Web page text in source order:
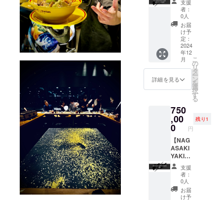
CT 東京
都渋谷
区神宮
前3–7-
4-1F
shop@
wagyu
mafia.c
om 販売
管理者
の氏名
販売管
理研修
受講年
月日
2023年
6月6日
次回研
修の受
講期限
2026年
6月5日
研修実
ます。
予めご
了承く
ださ
い。 ※
備考欄
にて記
載する
お名前
を指定
してく
りま
す。 ※
会社名
や個人
名など
でも公
約秩序
に反す
るなど
当社が
相応し
した場
合は、
名入れ
をお断
りする
場合も
ござい
ます。
予めご
了承く
ださ
い。 ※
AKI ス
ポン
サー札
特注
大】 立
ち食い
町寿
司’SUS
HIMAFI
A’ 長崎
店のネ
できる
権利で
す。 ※
名入れ
は長崎
SUSHI
MAFIA
内とな
りま
す。 ※
会社名
や個人
支援
者：
0人
お届
け予
定：
2024
年12
月
詳細を見る
こ
の
リ
タ
ー
ン
を
選
択
す
る
750
,00
0 円
残り1
【NAG
ASAKI
YAKINI
KUMAF
IA貸切
権利】
WAGYU
MAFIA
支援
者：
0人
お届
け予